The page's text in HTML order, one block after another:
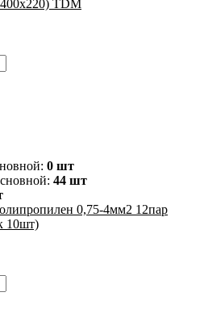
TDM
0 шт
44 шт
0,75-4мм2 12пар
10шт)